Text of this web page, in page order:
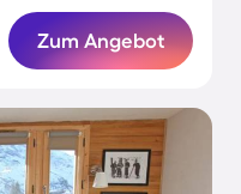
Zum Angebot